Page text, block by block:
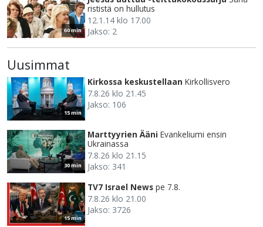
60 min
rististä on hullutus
12.1.14 klo 17.00
Jakso: 2
Uusimmat
15 min
Kirkossa keskustellaan Kirkollisvero
7.8.26 klo 21.45
Jakso: 106
30 min
Marttyyrien Ääni Evankeliumi ensin
Ukrainassa
7.8.26 klo 21.15
Jakso: 341
15 min
TV7 Israel News pe 7.8.
7.8.26 klo 21.00
Jakso: 3726